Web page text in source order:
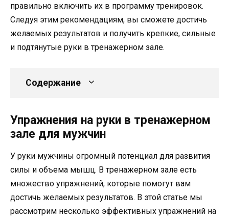
правильно включить их в программу тренировок.
Следуя этим рекомендациям, вы сможете достичь
желаемых результатов и получить крепкие, сильные
и подтянутые руки в тренажерном зале.
Содержание
Упражнения на руки в тренажерном
зале для мужчин
У руки мужчины огромный потенциал для развития
силы и объема мышц. В тренажерном зале есть
множество упражнений, которые помогут вам
достичь желаемых результатов. В этой статье мы
рассмотрим несколько эффективных упражнений на